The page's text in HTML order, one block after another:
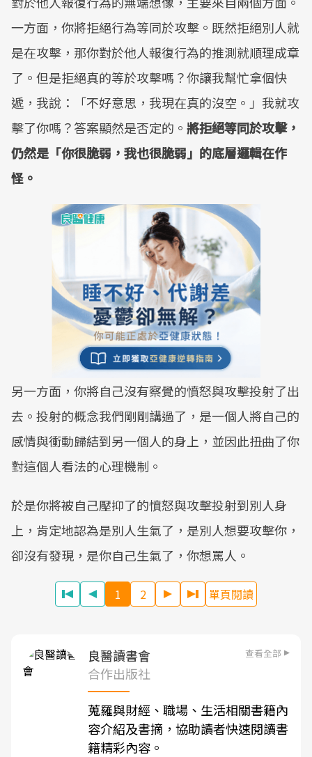
一方面，你將拒絕行為等同於攻擊。既然拒絕別人就
是在攻擊，那你對於他人報復行為的推測就順理成章
了。但是拒絕真的等於攻擊嗎？你讓我幫忙拿個快
遞，我說：「不好意思，我現在真的沒空。」我就攻
擊了你嗎？答案顯然是否定的。 將拒絕等同於攻擊，
仍然是「你很脆弱，我也很脆弱」的底層邏輯在作
怪。
另一方面，你將自己沒有察覺的憤怒與攻擊投射了出
去。投射的概念我們剛剛講過了，是一個人將自己的
感情與衝動歸結到另一個人的身上，並因此扭曲了你
對這個人看法的心理機制。
於是你將被自己壓抑了的憤怒與攻擊投射到別人身
上，肯定地認為是別人生氣了，是別人想要攻擊你，
卻沒有發現，是你自己生氣了，你想罵人。
1 2 單頁閱讀
良醫讀書會 查看全部
合作出版社
蒐羅與財經、職場、生活相關書籍內
容介紹及書摘，協助讀者快速閱讀書
籍精彩內容。